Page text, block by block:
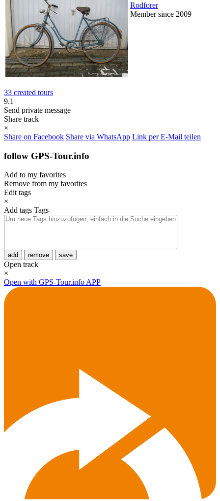
Rodforer
Member since 2009
33 created tours
9.1
Send private message
Share track
×
Share on Facebook Share via WhatsApp Link per E-Mail teilen
follow GPS-Tour.info
Add to my favorites
Remove from my favorites
Edit tags
×
Add tags Tags
add remove save
Open track
×
Open with GPS-Tour.info APP